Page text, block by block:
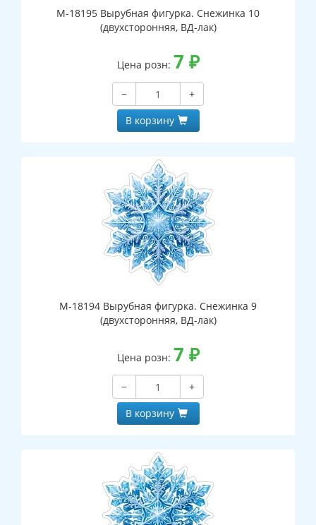
М-18195 Вырубная фигурка. Снежинка 10
(двухсторонняя, ВД-лак)
Цена розн: 7 ₽
−
+
В корзину
М-18194 Вырубная фигурка. Снежинка 9
(двухсторонняя, ВД-лак)
Цена розн: 7 ₽
−
+
В корзину